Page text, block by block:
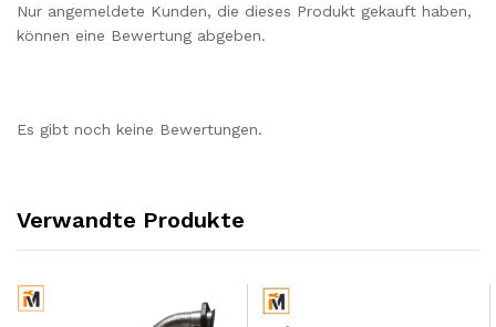
Nur angemeldete Kunden, die dieses Produkt gekauft haben,
können eine Bewertung abgeben.
Es gibt noch keine Bewertungen.
Verwandte Produkte